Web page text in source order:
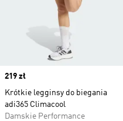
Price
219 zł
Krótkie legginsy do biegania
adi365 Climacool
Damskie Performance